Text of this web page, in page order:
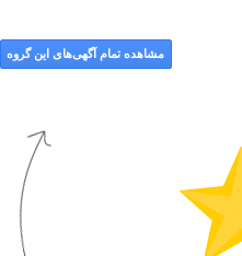
مشاهده تمام آگهی‌های این گروه